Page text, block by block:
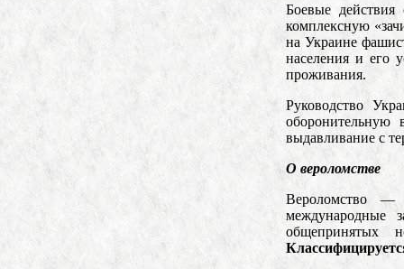
Боевые
комплексную
на Украине
населения и его
проживания.
Руководство
оборонительную
выдавливание с
О вероломстве
Вероломство —
международные
общепринятых